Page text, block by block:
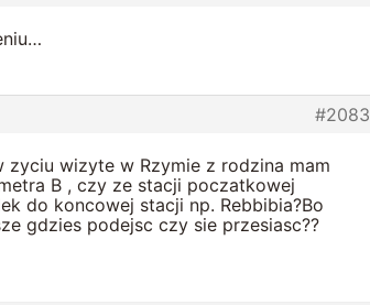
zyciu wizyte w Rzymie z rodzina mam
B , czy ze stacji poczatkowej
do koncowej stacji np. Rebbibia?Bo
gdzies podejsc czy sie przesiasc??